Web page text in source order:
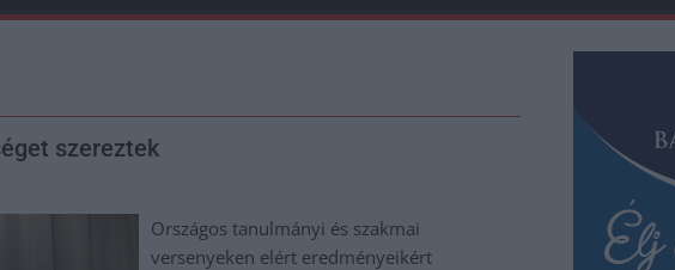
szereztek
Országos tanulmányi és szakmai
versenyeken elért eredményeikért